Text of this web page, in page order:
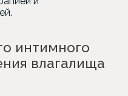
интимного
влагалища